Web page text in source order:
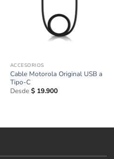
ACCESORIOS
Cable Motorola Original USB a
Tipo-C
Desde $19.900